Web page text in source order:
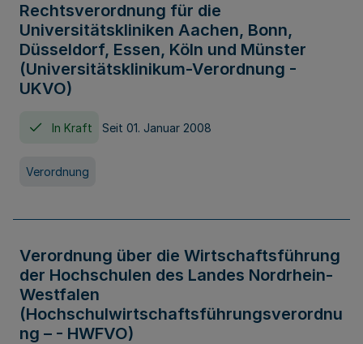
Rechtsverordnung für die
Universitätskliniken Aachen, Bonn,
Düsseldorf, Essen, Köln und Münster
(Universitätsklinikum-Verordnung -
UKVO)
In Kraft Seit 01. Januar 2008
Verordnung
Verordnung über die Wirtschaftsführung
der Hochschulen des Landes Nordrhein-
Westfalen
(Hochschulwirtschaftsführungsverordnu
ng – - HWFVO)